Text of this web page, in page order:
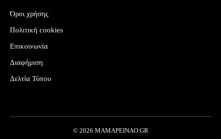
Όροι χρήσης
Πολιτική cookies
Επικοινωνία
Διαφήμιση
Δελτία Τύπου
© 2026 MAMAPEINAO.GR